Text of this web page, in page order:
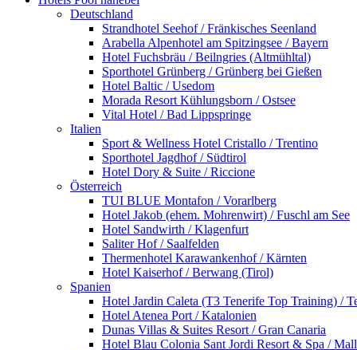
Deutschland
Strandhotel Seehof / Fränkisches Seenland
Arabella Alpenhotel am Spitzingsee / Bayern
Hotel Fuchsbräu / Beilngries (Altmühltal)
Sporthotel Grünberg / Grünberg bei Gießen
Hotel Baltic / Usedom
Morada Resort Kühlungsborn / Ostsee
Vital Hotel / Bad Lippspringe
Italien
Sport & Wellness Hotel Cristallo / Trentino
Sporthotel Jagdhof / Südtirol
Hotel Dory & Suite / Riccione
Österreich
TUI BLUE Montafon / Vorarlberg
Hotel Jakob (ehem. Mohrenwirt) / Fuschl am See
Hotel Sandwirth / Klagenfurt
Saliter Hof / Saalfelden
Thermenhotel Karawankenhof / Kärnten
Hotel Kaiserhof / Berwang (Tirol)
Spanien
Hotel Jardin Caleta (T3 Tenerife Top Training) /
Hotel Atenea Port / Katalonien
Dunas Villas & Suites Resort / Gran Canaria
Hotel Blau Colonia Sant Jordi Resort & Spa /